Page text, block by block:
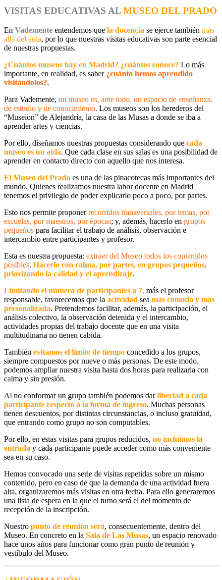
VISITAS EDUCATIVAS AL MUSEO DEL PRADO
En Vademente entendemos que la docencia se ejerce también más
allá del aula, por lo que nuestras visitas educativas son parte esencial
de nuestras propuestas.
¿Cuántos museos hay en Madrid? ¿cuántos conoce? Lo más
importante, en realidad, es saber ¿cuánto hemos aprendido
visitándolos?.
Para Vademente, un museo es, ante todo, un espacio de enseñanza,
de estudio y de conocimiento. Los museos son los herederos del
“Museion” de Alejandría, la casa de las Musas a donde se iba a
aprender artes y ciencias.
Por ello, diseñamos nuestras propuestas considerando que cada
museo es un aula. Que cada clase en sus salas es una posibilidad de
aprender en contacto directo con aquello que nos interesa.
El Museo del Prado es una de las pinacotecas más importantes del
mundo. Quienes realizamos nuestra labor docente en Madrid
tenemos el privilegio de poder explicarlo poco a poco, por partes.
Esto nos permite proponerrecorridos transversales, por temas, por
escuelas, por maestros, por épocas; y, además, hacerlo en grupos
pequeños para facilitar el trabajo de análisis, observación e
intercambio entre participantes y profesor.
Esta es nuestra propuesta: extraer del Museo todos los contenidos
posibles. Hacerlo con calma, por partes, en grupos pequeños,
priorizando la calidad y el aprendizaje.
Limitando el número de participantes a 7, más el profesor
responsable, favorecemos que la actividad sea más cómoda y más
personalizada. Pretendemos facilitar, además, la participación, el
análisis colectivo, la observación detenida y el intercambio,
actividades propias del trabajo docente que en una visita
multitudinaria no tienen cabida.
También evitamos el límite de tiempo concedido a los grupos,
siempre compuestos por nueve o más personas. De este modo,
podemos ampliar nuestra visita hasta dos horas para realizarla con
calma y sin presión.
Al no conformar un grupo también podemos darlibertad a cada
participante respecto a la forma de ingreso. Muchas personas
tienen descuentos, por distintas circunstancias, o incluso gratuidad,
que entrando como grupo no son computables.
Por ello, en estas visitas para grupos reducidos, no incluimos la
entrada y cada participante puede acceder como más conveniente
sea en su caso.
Hemos convocado una serie de visitas repetidas sobre un mismo
contenido, pero en caso de que la demanda de una actividad fuera
alta, organizaremos más visitas en otra fecha. Para ello generaremos
una lista de espera en la que el turno será el del momento de
recepción de la inscripción.
Nuestro punto de reunión será, consecuentemente, dentro del
Museo. En concreto en la Sala de Las Musas, un espacio renovado
hace unos años para funcionar como gran punto de reunión y
vestíbulo del Museo.